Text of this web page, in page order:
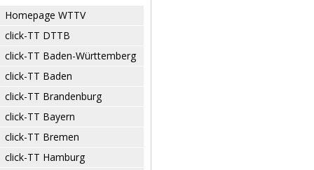
Homepage WTTV
click-TT DTTB
click-TT Baden-Württemberg
click-TT Baden
click-TT Brandenburg
click-TT Bayern
click-TT Bremen
click-TT Hamburg